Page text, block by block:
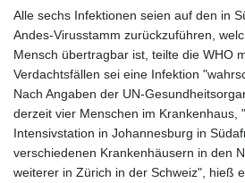
Alle sechs Infektionen seien auf den in
Andes-Virusstamm zurückzuführen,
Mensch übertragbar ist, teilte die WHO
Verdachtsfällen sei eine Infektion
Nach Angaben der UN-
derzeit vier Menschen im Krankenhaus,
Intensivstation in Johannesburg in
verschiedenen Krankenhäusern in den
weiterer in Zürich in der Schweiz", hieß